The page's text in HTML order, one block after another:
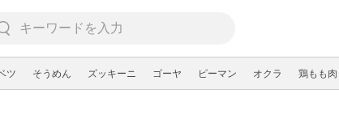
ツ そうめん ズッキーニ ゴーヤ ピーマン オクラ 鶏もも肉